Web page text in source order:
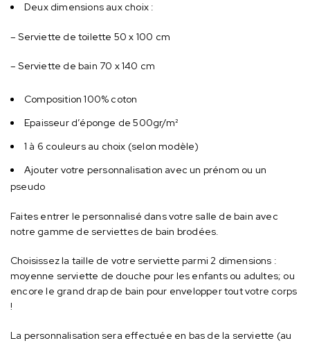
Deux dimensions aux choix :
– Serviette de toilette 50 x 100 cm
– Serviette de bain 70 x 140 cm
Composition 100% coton
Epaisseur d’éponge de 500gr/m²
1 à 6 couleurs au choix (selon modèle)
Ajouter votre personnalisation avec un prénom ou un
pseudo
Faites entrer le personnalisé dans votre salle de bain avec
notre gamme de serviettes de bain brodées.
Choisissez la taille de votre serviette parmi 2 dimensions :
moyenne serviette de douche pour les enfants ou adultes; ou
encore le grand drap de bain pour envelopper tout votre corps
!
La personnalisation sera effectuée en bas de la serviette (au